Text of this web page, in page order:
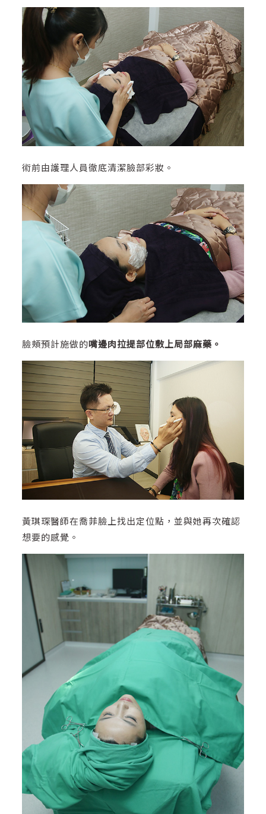
術前由護理人員徹底清潔臉部彩妝。
臉頰預計施做的嘴邊肉拉提部位敷上局部麻藥。
黃琪琛醫師在喬菲臉上找出定位點，並與她再次確認
想要的感覺。